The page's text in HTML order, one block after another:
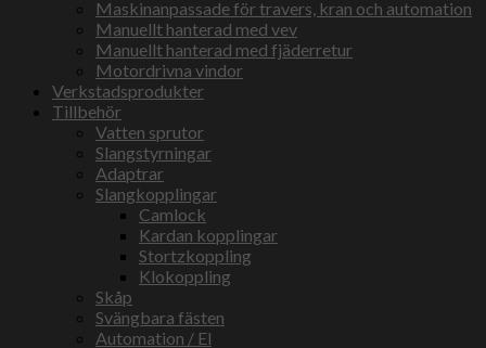
Maskinanpassade för travers, kran och automation
Manuellt hanterad med vev
Manuellt hanterad med fjäderretur
Motordrivna vindor
Verkstadsprodukter
Tillbehör
Vatten sprutor
Slangstyrningar
Adaptrar
Slangkopplingar
Camlock
Kardan kopplingar
Stortzkoppling
Klokoppling
Skåp
Svängbara fästen
Automation / El